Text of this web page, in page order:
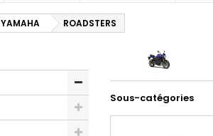
YAMAHA ROADSTERS
Sous-catégories